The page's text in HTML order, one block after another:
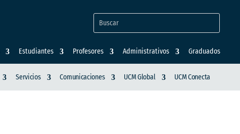
Estudiantes Profesores Administrativos Graduados
Servicios Comunicaciones UCM Global UCM Conecta